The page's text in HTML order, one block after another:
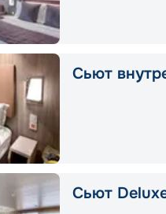
Сьют
Сьют